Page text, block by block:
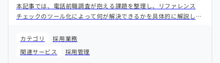
本記事では、電話前職調査が抱える課題を整理し、リファレンス
チェックのツール化によって何が解決できるかを具体的に解説しま
カテゴリ
採用業務
関連サービス
採用管理